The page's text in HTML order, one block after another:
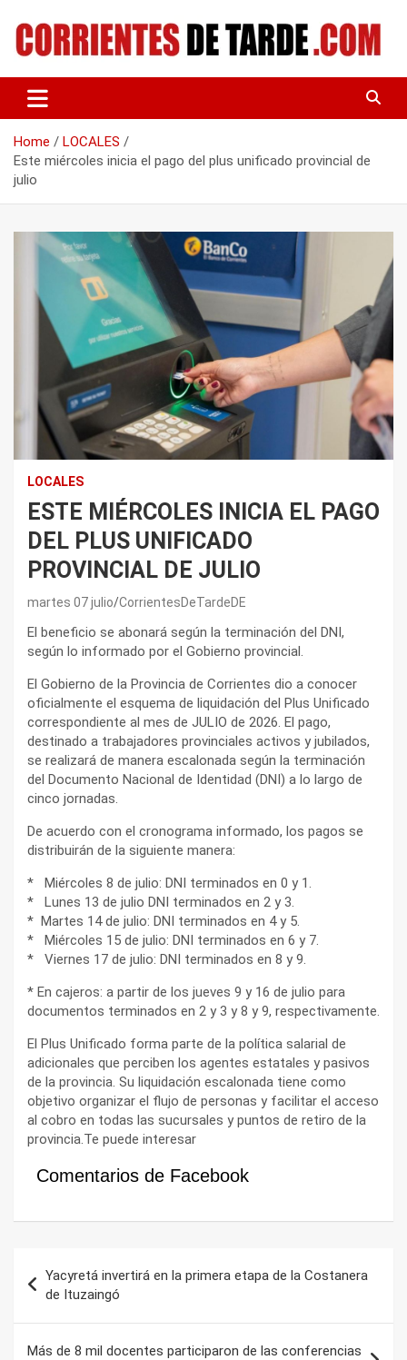
content
CORRIENTES DE TARDE
Home
LOCALES
Este miércoles inicia el pago del plus unificado provincial de
julio
LOCALES
ESTE MIÉRCOLES INICIA EL PAGO
DEL PLUS UNIFICADO
PROVINCIAL DE JULIO
martes 07 julio CorrientesDeTardeDE
El beneficio se abonará según la terminación del DNI,
según lo informado por el Gobierno provincial.
El Gobierno de la Provincia de Corrientes dio a conocer
oficialmente el esquema de liquidación del Plus Unificado
correspondiente al mes de JULIO de 2026. El pago,
destinado a trabajadores provinciales activos y jubilados,
se realizará de manera escalonada según la terminación
del Documento Nacional de Identidad (DNI) a lo largo de
cinco jornadas.
De acuerdo con el cronograma informado, los pagos se
distribuirán de la siguiente manera:
* Miércoles 8 de julio: DNI terminados en 0 y 1.
* Lunes 13 de julio DNI terminados en 2 y 3.
* Martes 14 de julio: DNI terminados en 4 y 5.
* Miércoles 15 de julio: DNI terminados en 6 y 7.
* Viernes 17 de julio: DNI terminados en 8 y 9.
* En cajeros: a partir de los jueves 9 y 16 de julio para
documentos terminados en 2 y 3 y 8 y 9, respectivamente.
El Plus Unificado forma parte de la política salarial de
adicionales que perciben los agentes estatales y pasivos
de la provincia. Su liquidación escalonada tiene como
objetivo organizar el flujo de personas y facilitar el acceso
al cobro en todas las sucursales y puntos de retiro de la
provincia.Te puede interesar
Comentarios de Facebook
de
entradas
Yacyretá invertirá en la primera etapa de la Costanera
de Ituzaingó
Más de 8 mil docentes participaron de las conferencias